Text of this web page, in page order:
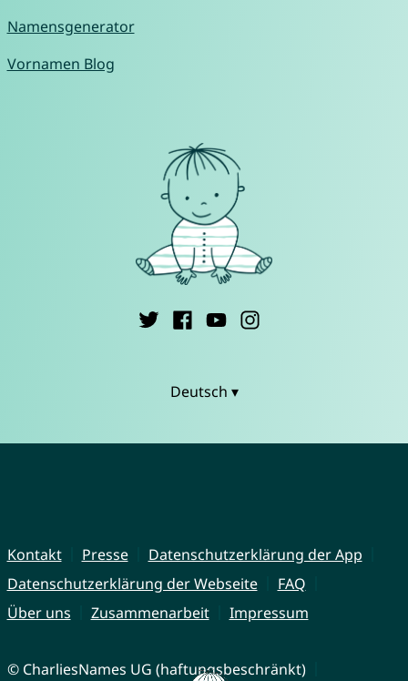
Namensgenerator
Vornamen Blog
Deutsch ▾
Kontakt Presse
Datenschutzerklärung der App
Datenschutzerklärung der Webseite
FAQ
Über uns
Zusammenarbeit Impressum
© CharliesNames UG (haftungsbeschränkt)